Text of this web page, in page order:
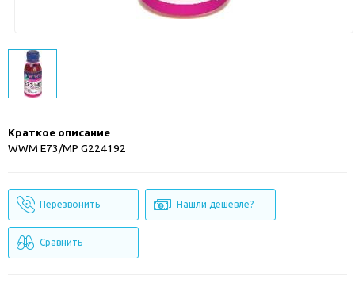
Краткое описание
WWM E73/MP G224192
Перезвонить Нашли дешевле?
Сравнить